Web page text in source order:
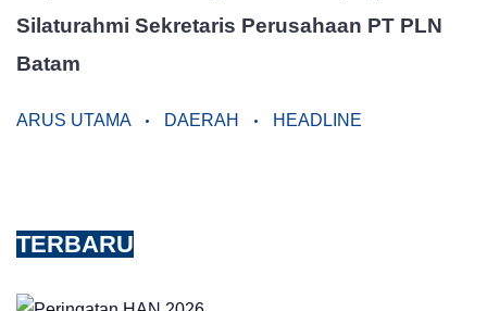
Silaturahmi Sekretaris Perusahaan PT PLN
Batam
ARUS UTAMA DAERAH HEADLINE
TERBARU